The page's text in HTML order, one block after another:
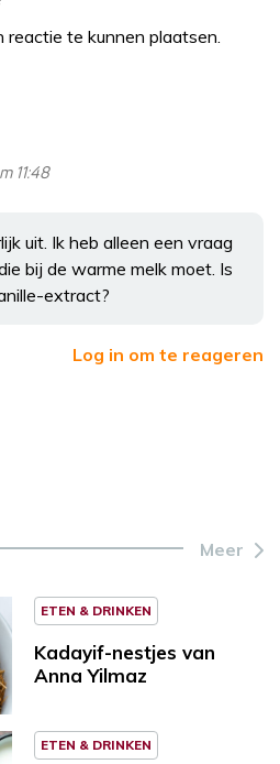
reactie te kunnen plaatsen.
11:48
uit. Ik heb alleen een vraag
bij de warme melk moet. Is
extract?
Log in om te reageren
Meer
ETEN & DRINKEN
Kadayif-nestjes van
Anna Yilmaz
ETEN & DRINKEN